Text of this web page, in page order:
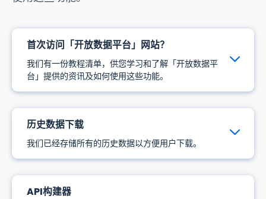
首次访问「开放数据平台」网站？
我们有一份教程清单，供您学习和了解「开放数据平
台」提供的资讯及如何使用这些功能。
历史数据下载
我们已经存储所有的历史数据以方便用户下载。
API构建器